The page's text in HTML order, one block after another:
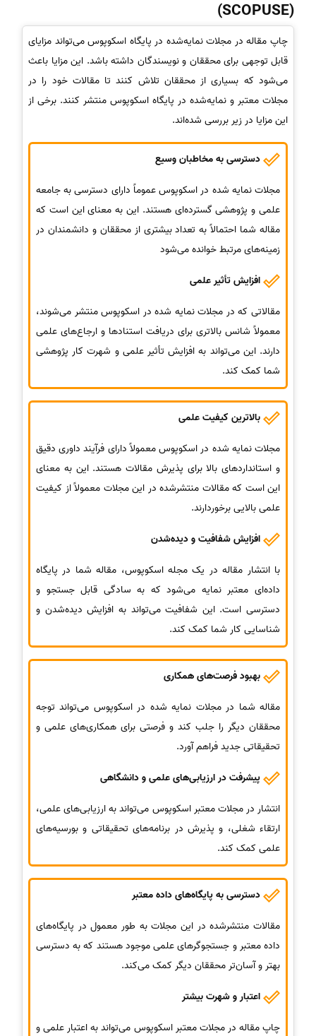
(SCOPUSE)
چاپ مقاله در مجلات نمایه‌شده در پایگاه اسکوپوس می‌تواند مزایای
قابل توجهی برای محققان و نویسندگان داشته باشد. این مزایا باعث
می‌شود که بسیاری از محققان تلاش کنند تا مقالات خود را در
مجلات معتبر و نمایه‌شده در پایگاه اسکوپوس منتشر کنند. برخی از
این مزایا در زیر بررسی شده‌اند.
دسترسی به مخاطبان وسیع
مجلات نمایه‌ شده در اسکوپوس عموماً دارای دسترسی به جامعه
علمی و پژوهشی گسترده‌ای هستند. این به معنای این است که
مقاله شما احتمالاً به تعداد بیشتری از محققان و دانشمندان در
زمینه‌های مرتبط خوانده می‌شود
افزایش تأثیر علمی
مقالاتی که در مجلات نمایه‌ شده در اسکوپوس منتشر می‌شوند،
معمولاً شانس بالاتری برای دریافت استنادها و ارجاع‌های علمی
دارند. این می‌تواند به افزایش تأثیر علمی و شهرت کار پژوهشی
شما کمک کند.
بالاترین کیفیت علمی
مجلات نمایه‌ شده در اسکوپوس معمولاً دارای فرآیند داوری دقیق
و استانداردهای بالا برای پذیرش مقالات هستند. این به معنای
این است که مقالات منتشرشده در این مجلات معمولاً از کیفیت
علمی بالایی برخوردارند.
افزایش شفافیت و دیده‌شدن
با انتشار مقاله در یک مجله اسکوپوس، مقاله شما در پایگاه
داده‌ای معتبر نمایه می‌شود که به سادگی قابل جستجو و
دسترسی است. این شفافیت می‌تواند به افزایش دیده‌شدن و
شناسایی کار شما کمک کند.
بهبود فرصت‌های همکاری
مقاله شما در مجلات نمایه‌ شده در اسکوپوس می‌تواند توجه
محققان دیگر را جلب کند و فرصتی برای همکاری‌های علمی و
تحقیقاتی جدید فراهم آورد.
پیشرفت در ارزیابی‌های علمی و دانشگاهی
انتشار در مجلات معتبر اسکوپوس می‌تواند به ارزیابی‌های علمی،
ارتقاء شغلی، و پذیرش در برنامه‌های تحقیقاتی و بورسیه‌های
علمی کمک کند.
دسترسی به پایگاه‌های داده معتبر
مقالات منتشرشده در این مجلات به طور معمول در پایگاه‌های
داده معتبر و جستجوگرهای علمی موجود هستند که به دسترسی
بهتر و آسان‌تر محققان دیگر کمک می‌کند.
اعتبار و شهرت بیشتر
چاپ مقاله در مجلات معتبر اسکوپوس می‌تواند به اعتبار علمی و